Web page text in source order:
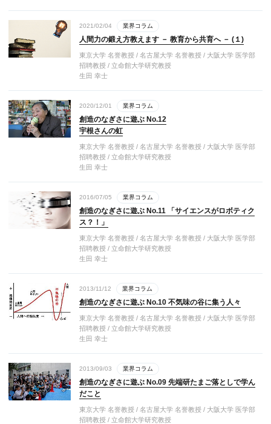
2021/02/04 業界コラム
人間力の鍛え方教えます － 教育から共育へ － (１)
東京大学 名誉教授 / 名古屋大学 名誉教授 / 大阪大学 医学部
招聘教授 / 立命館大学研究教授
生田 幸士
2020/12/01 業界コラム
創造のなぎさに遊ぶ No.12
宇根さんの虹
東京大学 名誉教授 / 名古屋大学 名誉教授 / 大阪大学 医学部
招聘教授 / 立命館大学研究教授
生田 幸士
2016/07/05 業界コラム
創造のなぎさに遊ぶ No.11 「サイエンスがロボティク
ス？！」
東京大学 名誉教授 / 名古屋大学 名誉教授 / 大阪大学 医学部
招聘教授 / 立命館大学研究教授
生田 幸士
2013/11/12 業界コラム
創造のなぎさに遊ぶ No.10 不気味の谷に集う人々
東京大学 名誉教授 / 名古屋大学 名誉教授 / 大阪大学 医学部
招聘教授 / 立命館大学研究教授
生田 幸士
2013/09/03 業界コラム
創造のなぎさに遊ぶ No.09 先端研たまご落としで学ん
だこと
東京大学 名誉教授 / 名古屋大学 名誉教授 / 大阪大学 医学部
招聘教授 / 立命館大学研究教授